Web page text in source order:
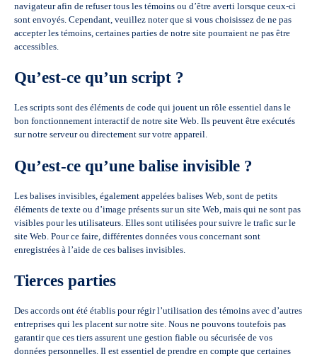
navigateur afin de refuser tous les témoins ou d’être averti lorsque ceux-ci
sont envoyés. Cependant, veuillez noter que si vous choisissez de ne pas
accepter les témoins, certaines parties de notre site pourraient ne pas être
accessibles.
Qu’est-ce qu’un script ?
Les scripts sont des éléments de code qui jouent un rôle essentiel dans le
bon fonctionnement interactif de notre site Web. Ils peuvent être exécutés
sur notre serveur ou directement sur votre appareil.
Qu’est-ce qu’une balise invisible ?
Les balises invisibles, également appelées balises Web, sont de petits
éléments de texte ou d’image présents sur un site Web, mais qui ne sont pas
visibles pour les utilisateurs. Elles sont utilisées pour suivre le trafic sur le
site Web. Pour ce faire, différentes données vous concernant sont
enregistrées à l’aide de ces balises invisibles.
Tierces parties
Des accords ont été établis pour régir l’utilisation des témoins avec d’autres
entreprises qui les placent sur notre site. Nous ne pouvons toutefois pas
garantir que ces tiers assurent une gestion fiable ou sécurisée de vos
données personnelles. Il est essentiel de prendre en compte que certaines